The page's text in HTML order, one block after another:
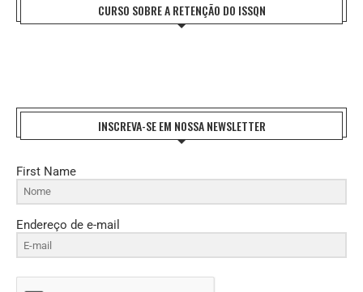
CURSO SOBRE A RETENÇÃO DO ISSQN
INSCREVA-SE EM NOSSA NEWSLETTER
First Name
Endereço de e-mail